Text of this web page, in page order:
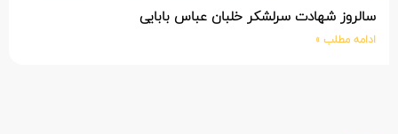
سالروز شهادت سرلشکر خلبان عباس بابایی
ادامه مطلب »